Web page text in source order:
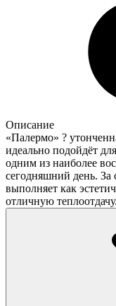
Описание
«Палермо» ?
идеально подойдёт
одним из наиболее
сегодняшний день. За
выполняет как
отличную